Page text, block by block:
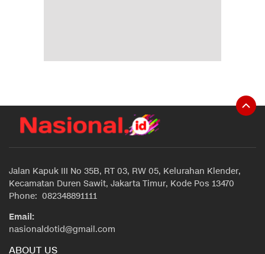
Jalan Kapuk III No 35B, RT 03, RW 05, Kelurahan Klender,
Kecamatan Duren Sawit, Jakarta Timur, Kode Pos 13470
Phone: 082348891111
Email:
nasionaldotid@gmail.com
ABOUT US